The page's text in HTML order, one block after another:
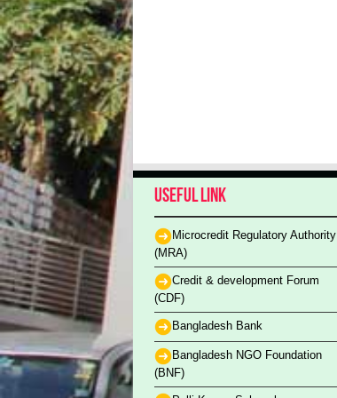
Useful Link
Microcredit Regulatory Authority
(MRA)
Credit & development Forum
(CDF)
Bangladesh Bank
Bangladesh NGO Foundation
(BNF)